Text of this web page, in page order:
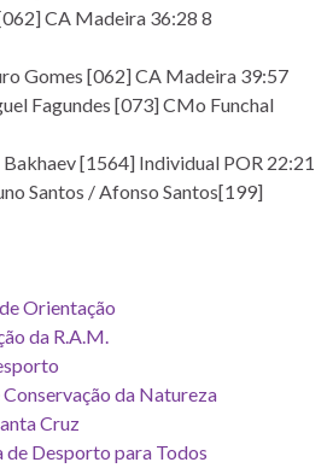
CA Madeira 36:28 8
Gomes [062] CA Madeira 39:57
Fagundes [073] CMo Funchal
[1564] Individual POR 22:21
Santos / Afonso Santos[199]
Orientação
da R.A.M.
da Natureza
Cruz
Desporto para Todos